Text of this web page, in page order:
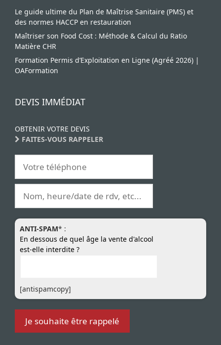
Le guide ultime du Plan de Maîtrise Sanitaire (PMS) et
des normes HACCP en restauration
Maîtriser son Food Cost : Méthode & Calcul du Ratio
Matière CHR
Formation Permis d’Exploitation en Ligne (Agréé 2026) |
OAFormation
DEVIS IMMÉDIAT
OBTENIR VOTRE DEVIS
FAITES-VOUS RAPPELER
ANTI-SPAM* :
En dessous de quel âge la vente d'alcool
est-elle interdite ?
[antispamcopy]